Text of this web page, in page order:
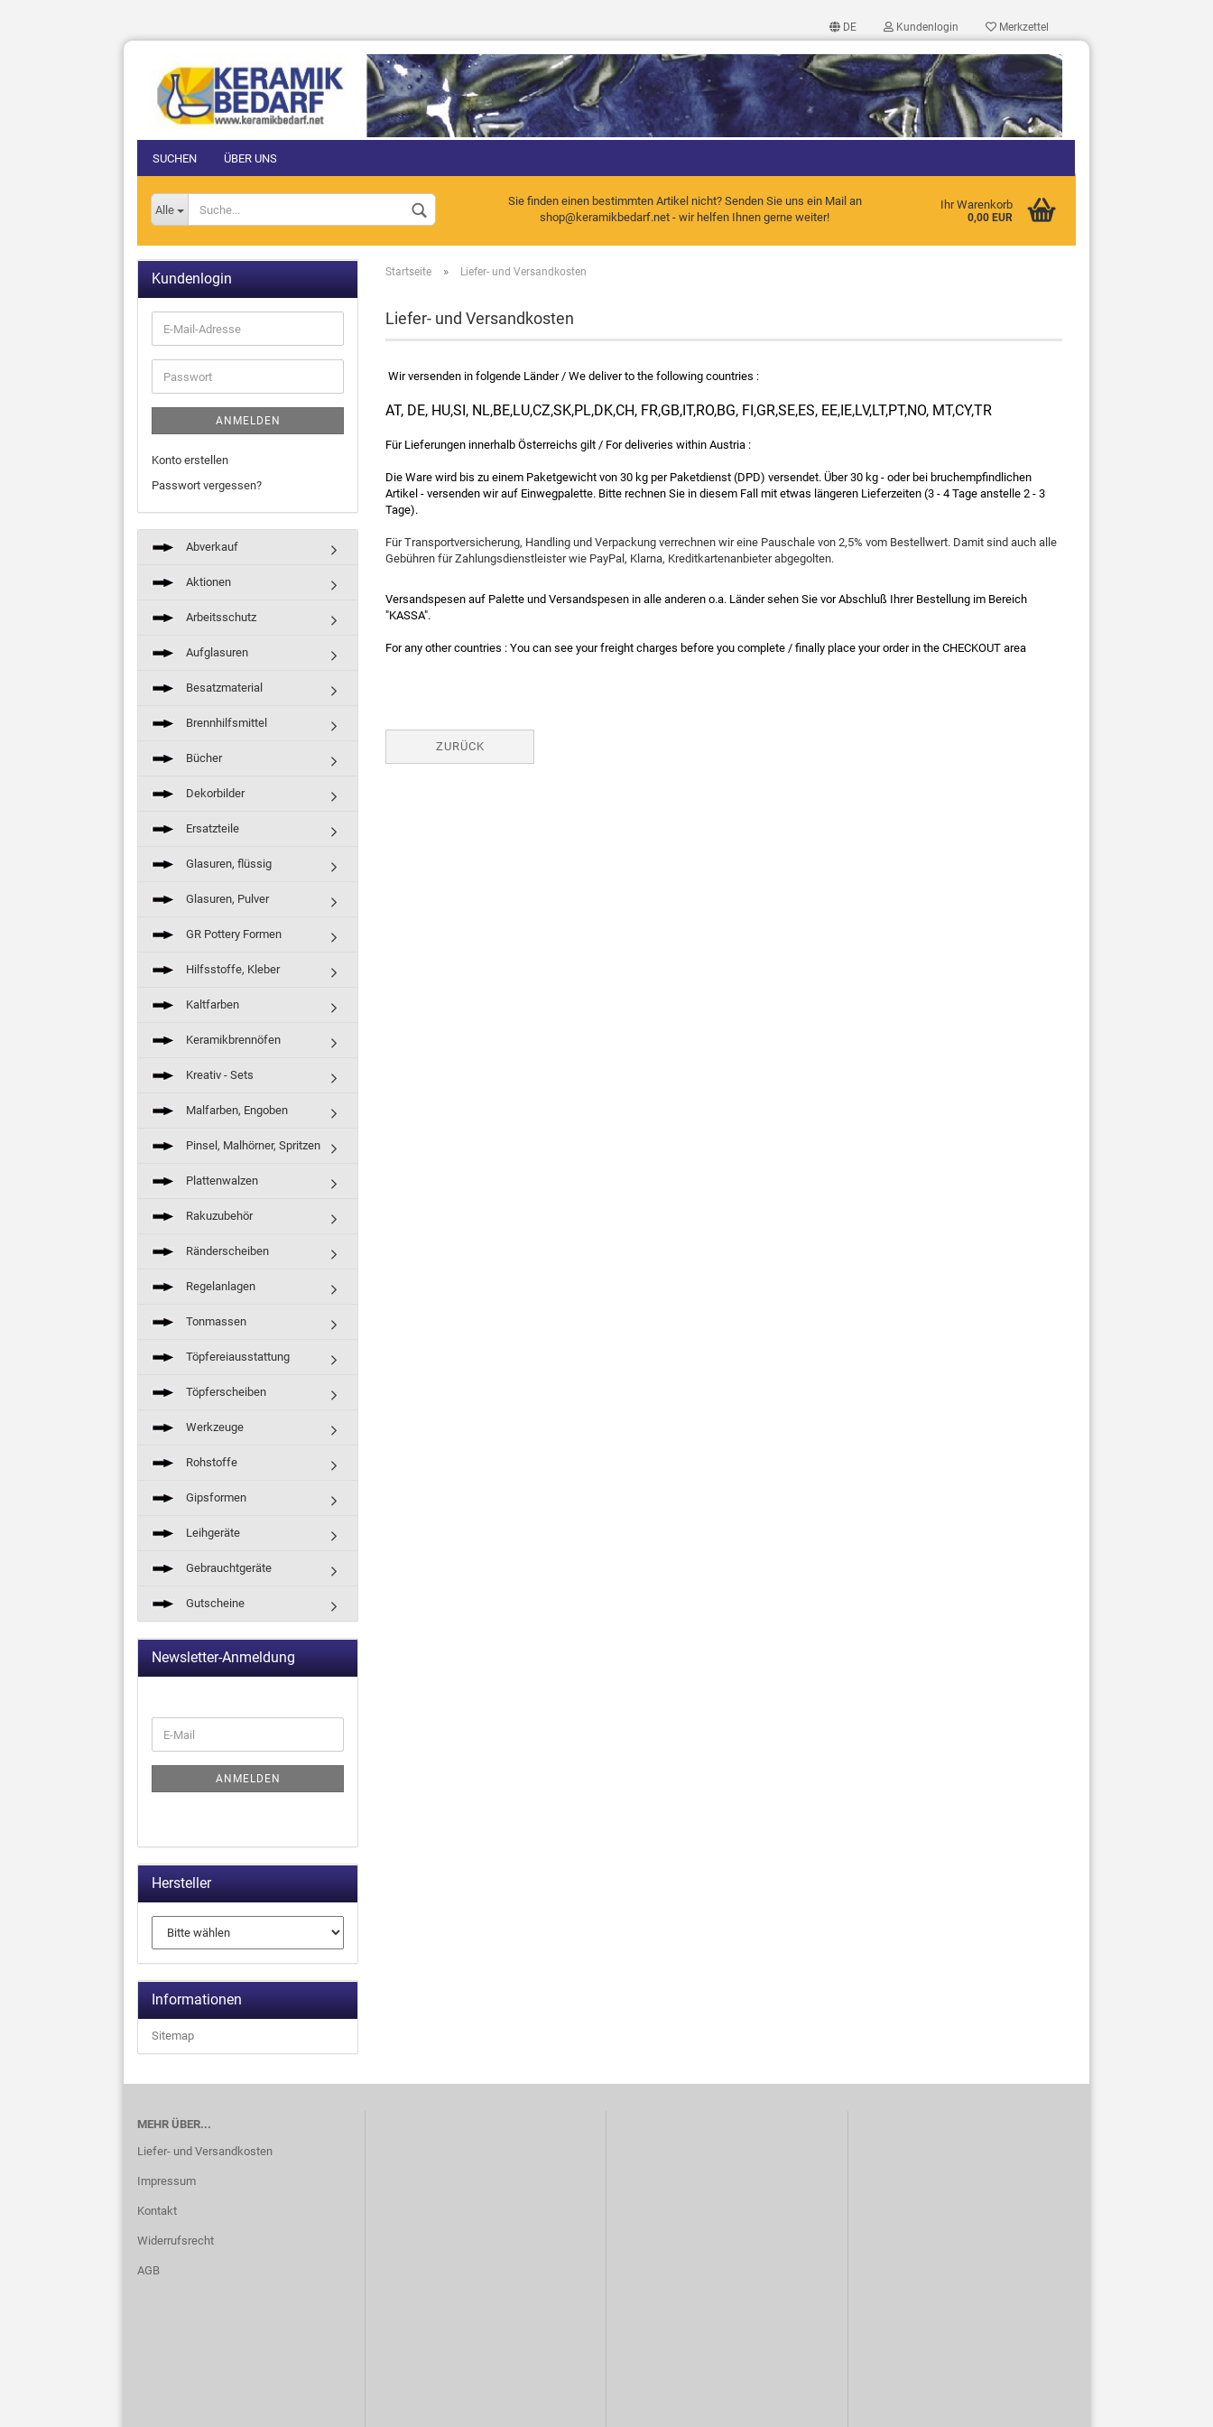
DE
Sprache auswählen
Kundenlogin Merkzettel
Alle
Sie finden einen bestimmten Artikel nicht? Senden Sie uns ein Mail an
shop@keramikbedarf.net - wir helfen Ihnen gerne weiter!
Ihr Warenkorb
0,00 EUR
SUCHEN ÜBER UNS
Startseite » Liefer- und Versandkosten
Liefer- und Versandkosten
Wir versenden in folgende Länder / We deliver to the following countries :
AT, DE, HU,SI, NL,BE,LU,CZ,SK,PL,DK,CH, FR,GB,IT,RO,BG, FI,GR,SE,ES, EE,IE,LV,LT,PT,NO, MT,CY,TR
Für Lieferungen innerhalb Österreichs gilt / For deliveries within Austria :
Die Ware wird bis zu einem Paketgewicht von 30 kg per Paketdienst (DPD) versendet. Über 30 kg - oder bei bruchempfindlichen
Artikel - versenden wir auf Einwegpalette. Bitte rechnen Sie in diesem Fall mit etwas längeren Lieferzeiten (3 - 4 Tage anstelle 2 - 3
Tage).
Für Transportversicherung, Handling und Verpackung verrechnen wir eine Pauschale von 2,5% vom Bestellwert. Damit sind auch alle
Gebühren für Zahlungsdienstleister wie PayPal, Klarna, Kreditkartenanbieter abgegolten.
Versandspesen auf Palette und Versandspesen in alle anderen o.a. Länder sehen Sie vor Abschluß Ihrer Bestellung im Bereich
"KASSA".
For any other countries : You can see your freight charges before you complete / finally place your order in the CHECKOUT area
ZURÜCK
Kundenlogin
ANMELDEN
Konto erstellen
Passwort vergessen?
Abverkauf
Aktionen
Arbeitsschutz
Aufglasuren
Besatzmaterial
Brennhilfsmittel
Bücher
Dekorbilder
Ersatzteile
Glasuren, flüssig
Glasuren, Pulver
GR Pottery Formen
Hilfsstoffe, Kleber
Kaltfarben
Keramikbrennöfen
Kreativ - Sets
Malfarben, Engoben
Pinsel, Malhörner, Spritzen
Plattenwalzen
Rakuzubehör
Ränderscheiben
Regelanlagen
Tonmassen
Töpfereiausstattung
Töpferscheiben
Werkzeuge
Rohstoffe
Gipsformen
Leihgeräte
Gebrauchtgeräte
Gutscheine
Newsletter-Anmeldung
ANMELDEN
Hersteller
Informationen
Sitemap
MEHR ÜBER...
Liefer- und Versandkosten
Impressum
Kontakt
Widerrufsrecht
AGB